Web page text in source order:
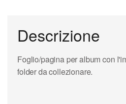
Descrizione
Foglio/pagina per album con
folder da collezionare.